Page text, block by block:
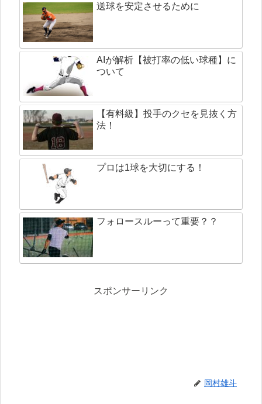
送球を安定させるために
AIが解析【被打率の低い球種】に
ついて
【有料級】投手のクセを見抜く方
法！
プロは1球を大切にする！
フォロースルーって重要？？
スポンサーリンク
岡村雄斗